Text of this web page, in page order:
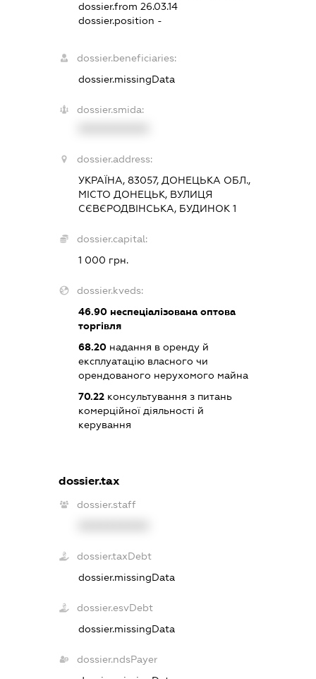
dossier.from 26.03.14
dossier.position -
dossier.beneficiaries:
dossier.missingData
dossier.smida:
dossier.address:
УКРАЇНА, 83057, ДОНЕЦЬКА ОБЛ.,
МІСТО ДОНЕЦЬК, ВУЛИЦЯ
СЄВЄРОДВІНСЬКА, БУДИНОК 1
dossier.capital:
1 000 грн.
dossier.kveds:
46.90 неспеціалізована оптова
торгівля
68.20 надання в оренду й
експлуатацію власного чи
орендованого нерухомого майна
70.22 консультування з питань
комерційної діяльності й
керування
dossier.tax
dossier.staff
dossier.taxDebt
dossier.missingData
dossier.esvDebt
dossier.missingData
dossier.ndsPayer